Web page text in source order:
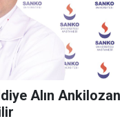
Alın Ankilozan